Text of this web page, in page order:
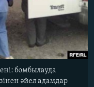
бомбылауда
әйел адамдар